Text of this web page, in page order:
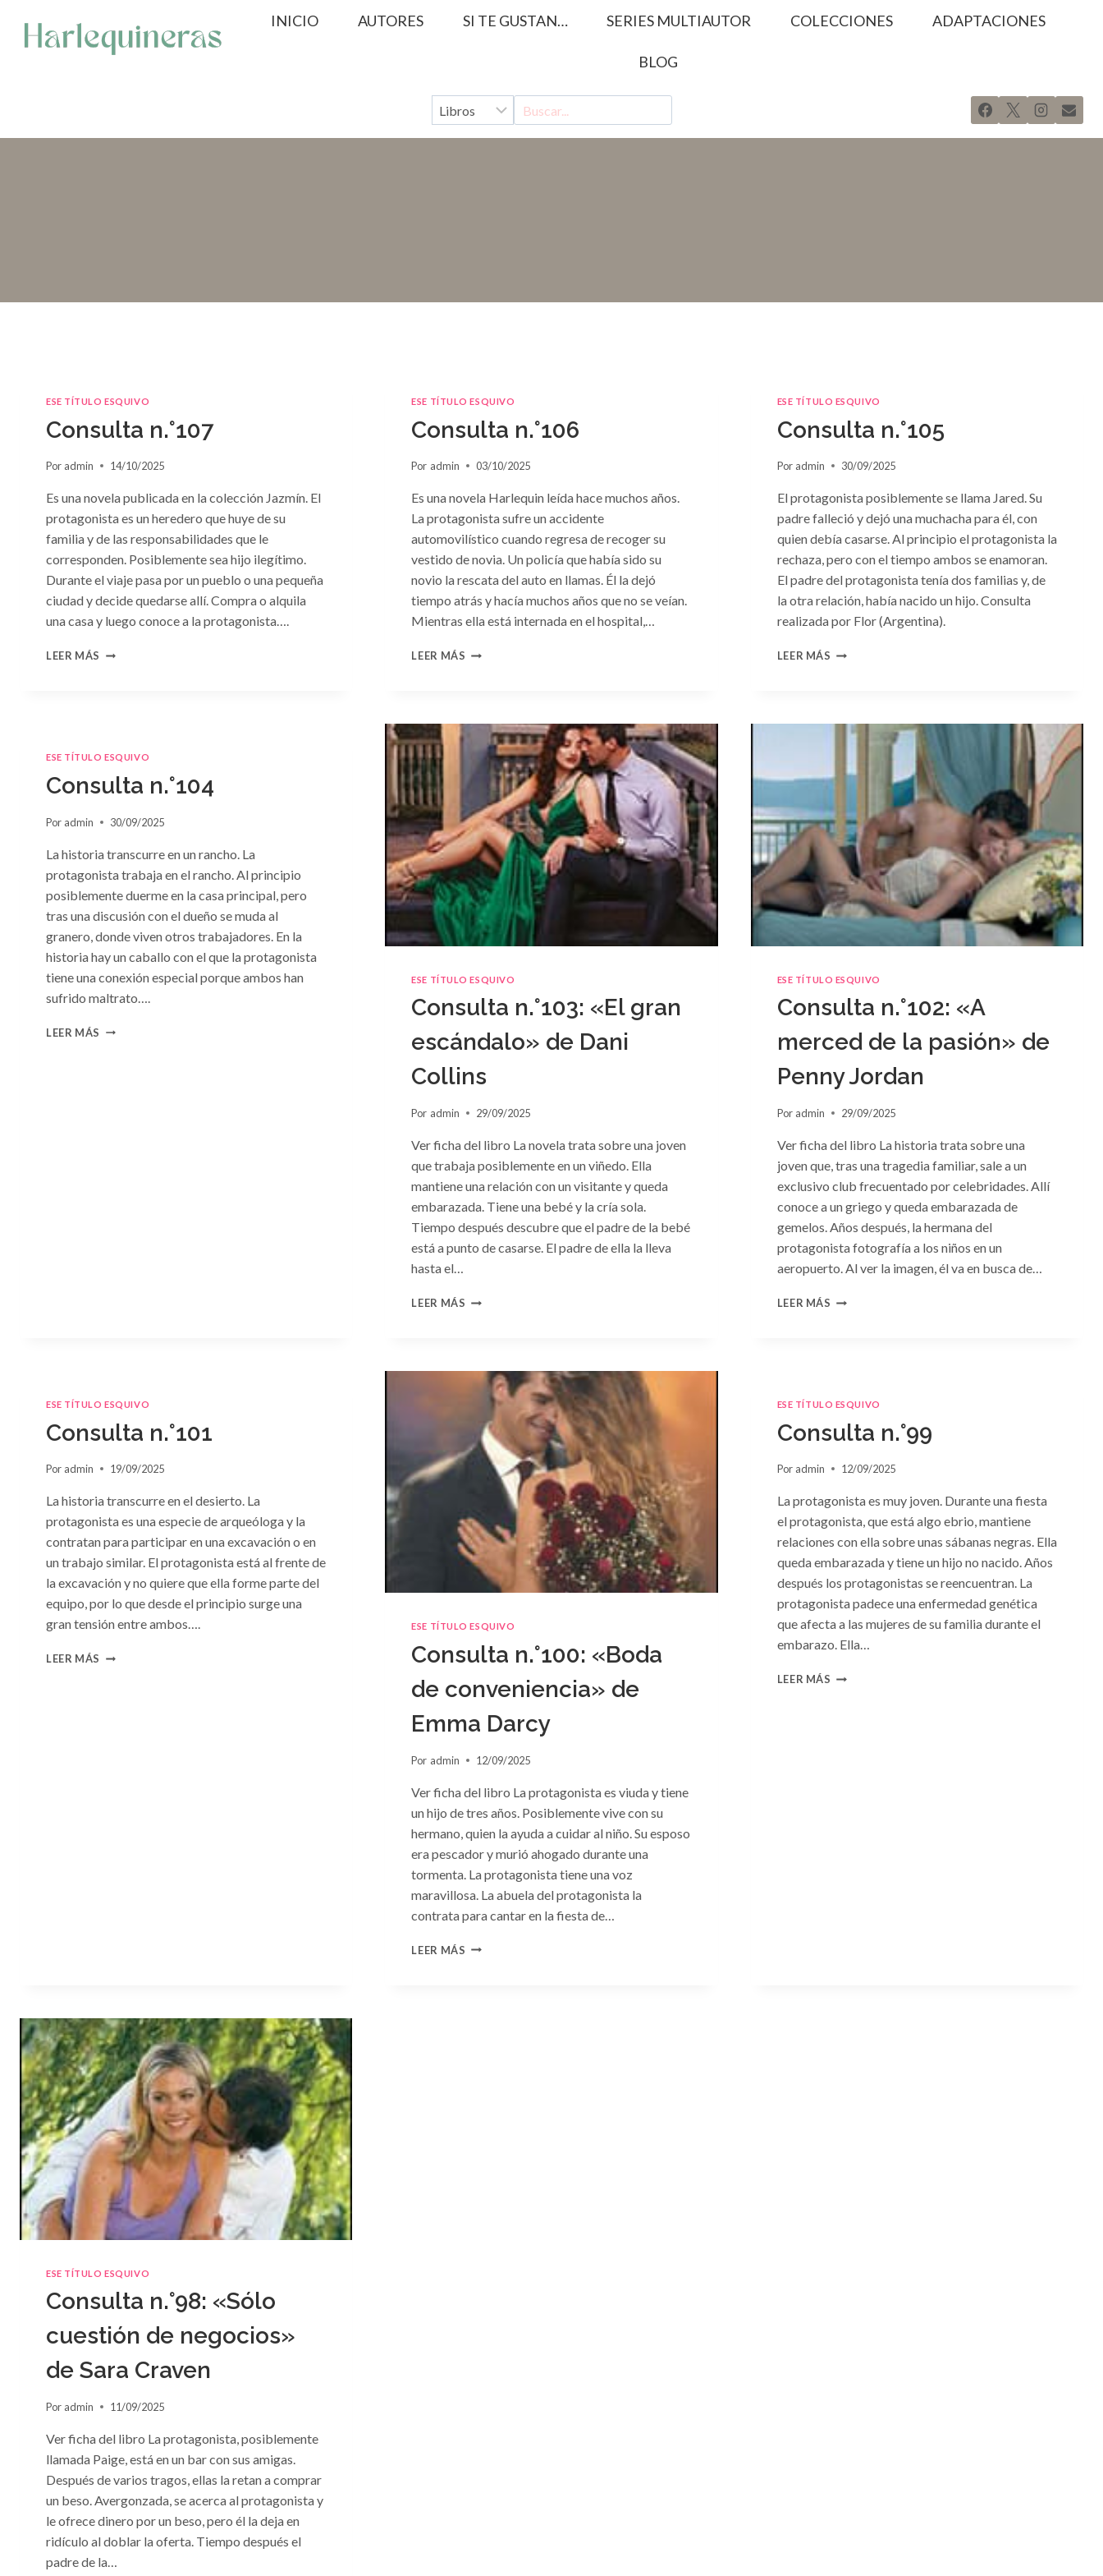
contenido
INICIO AUTORES SI TE GUSTAN… SERIES MULTIAUTOR COLECCIONES ADAPTACIONES
BLOG
ESE TÍTULO ESQUIVO
Consulta n.°107
Por admin 14/10/2025
Es una novela publicada en la colección Jazmín. El
protagonista es un heredero que huye de su
familia y de las responsabilidades que le
corresponden. Posiblemente sea hijo ilegítimo.
Durante el viaje pasa por un pueblo o una pequeña
ciudad y decide quedarse allí. Compra o alquila
una casa y luego conoce a la protagonista….
LEER MÁS CONSULTA
ESE TÍTULO ESQUIVO
Consulta n.°106
Por admin 03/10/2025
Es una novela Harlequin leída hace muchos años.
La protagonista sufre un accidente
automovilístico cuando regresa de recoger su
vestido de novia. Un policía que había sido su
novio la rescata del auto en llamas. Él la dejó
tiempo atrás y hacía muchos años que no se veían.
Mientras ella está internada en el hospital,…
LEER MÁS CONSULTA
ESE TÍTULO ESQUIVO
Consulta n.°105
Por admin 30/09/2025
El protagonista posiblemente se llama Jared. Su
padre falleció y dejó una muchacha para él, con
quien debía casarse. Al principio el protagonista la
rechaza, pero con el tiempo ambos se enamoran.
El padre del protagonista tenía dos familias y, de
la otra relación, había nacido un hijo. Consulta
realizada por Flor (Argentina).
LEER MÁS CONSULTA
ESE TÍTULO ESQUIVO
Consulta n.°104
Por admin 30/09/2025
La historia transcurre en un rancho. La
protagonista trabaja en el rancho. Al principio
posiblemente duerme en la casa principal, pero
tras una discusión con el dueño se muda al
granero, donde viven otros trabajadores. En la
historia hay un caballo con el que la protagonista
tiene una conexión especial porque ambos han
sufrido maltrato….
LEER MÁS CONSULTA
ESE TÍTULO ESQUIVO
Consulta n.°103: «El gran
escándalo» de Dani
Collins
Por admin 29/09/2025
Ver ficha del libro La novela trata sobre una joven
que trabaja posiblemente en un viñedo. Ella
mantiene una relación con un visitante y queda
embarazada. Tiene una bebé y la cría sola.
Tiempo después descubre que el padre de la bebé
está a punto de casarse. El padre de ella la lleva
hasta el…
LEER MÁS CONSULTA
ESCÁNDALO»
COLLINS
ESE TÍTULO ESQUIVO
Consulta n.°102: «A
merced de la pasión» de
Penny Jordan
Por admin 29/09/2025
Ver ficha del libro La historia trata sobre una
joven que, tras una tragedia familiar, sale a un
exclusivo club frecuentado por celebridades. Allí
conoce a un griego y queda embarazada de
gemelos. Años después, la hermana del
protagonista fotografía a los niños en un
aeropuerto. Al ver la imagen, él va en busca de…
LEER MÁS CONSULTA
PASIÓN»
DE
JORDAN
ESE TÍTULO ESQUIVO
Consulta n.°101
Por admin 19/09/2025
La historia transcurre en el desierto. La
protagonista es una especie de arqueóloga y la
contratan para participar en una excavación o en
un trabajo similar. El protagonista está al frente de
la excavación y no quiere que ella forme parte del
equipo, por lo que desde el principio surge una
gran tensión entre ambos….
LEER MÁS CONSULTA
ESE TÍTULO ESQUIVO
Consulta n.°100: «Boda
de conveniencia» de
Emma Darcy
Por admin 12/09/2025
Ver ficha del libro La protagonista es viuda y tiene
un hijo de tres años. Posiblemente vive con su
hermano, quien la ayuda a cuidar al niño. Su esposo
era pescador y murió ahogado durante una
tormenta. La protagonista tiene una voz
maravillosa. La abuela del protagonista la
contrata para cantar en la fiesta de…
LEER MÁS CONSULTA
ESE TÍTULO ESQUIVO
Consulta n.°99
Por admin 12/09/2025
La protagonista es muy joven. Durante una fiesta
el protagonista, que está algo ebrio, mantiene
relaciones con ella sobre unas sábanas negras. Ella
queda embarazada y tiene un hijo no nacido. Años
después los protagonistas se reencuentran. La
protagonista padece una enfermedad genética
que afecta a las mujeres de su familia durante el
embarazo. Ella…
LEER MÁS CONSULTA
ESE TÍTULO ESQUIVO
Consulta n.°98: «Sólo
cuestión de negocios»
de Sara Craven
Por admin 11/09/2025
Ver ficha del libro La protagonista, posiblemente
llamada Paige, está en un bar con sus amigas.
Después de varios tragos, ellas la retan a comprar
un beso. Avergonzada, se acerca al protagonista y
le ofrece dinero por un beso, pero él la deja en
ridículo al doblar la oferta. Tiempo después el
padre de la…